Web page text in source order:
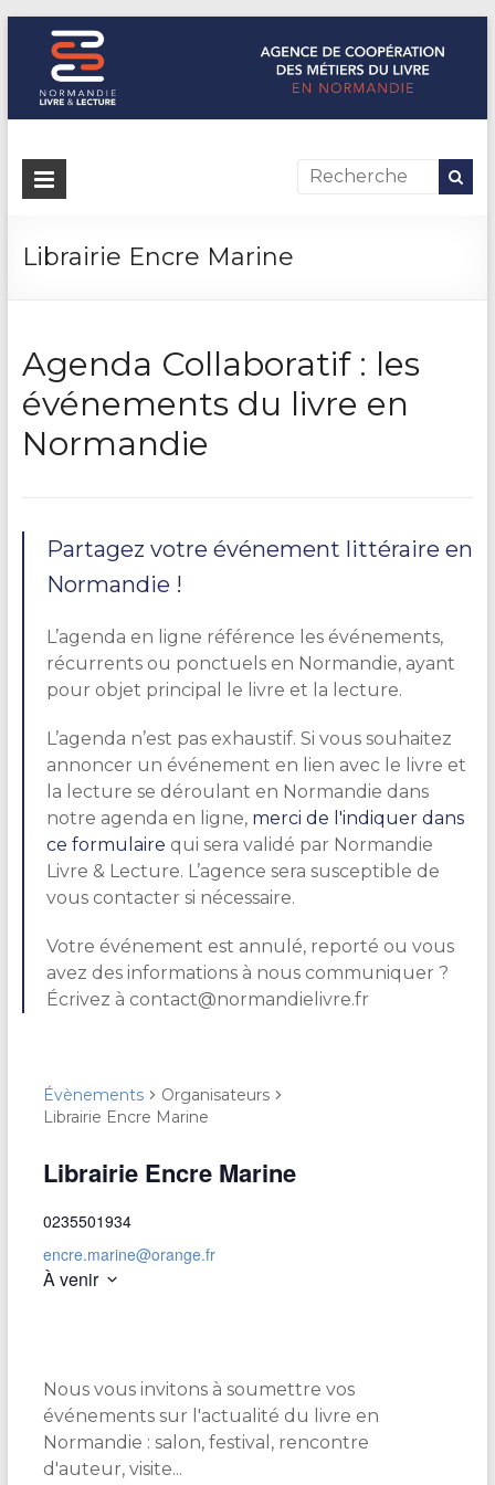
Normandie Livre & Lecture
L'agence de coopération des métiers du livre en Normandie
Librairie Encre Marine
Agenda Collaboratif : les
événements du livre en
Normandie
Partagez votre événement littéraire en
Normandie !
L’agenda en ligne référence les événements,
récurrents ou ponctuels en Normandie, ayant
pour objet principal le livre et la lecture.
L’agenda n’est pas exhaustif. Si vous souhaitez
annoncer un événement en lien avec le livre et
la lecture se déroulant en Normandie dans
notre agenda en ligne, merci de l'indiquer dans
ce formulaire qui sera validé par Normandie
Livre & Lecture. L’agence sera susceptible de
vous contacter si nécessaire.
Votre événement est annulé, reporté ou vous
avez des informations à nous communiquer ?
Écrivez à contact@normandielivre.fr
Évènements
Organisateurs
Librairie Encre Marine
Librairie Encre Marine
0235501934
encre.marine@orange.fr
À venir
c
t
i
o
n
Nous vous invitons à soumettre vos
événements sur l'actualité du livre en
Normandie : salon, festival, rencontre
d'auteur, visite...